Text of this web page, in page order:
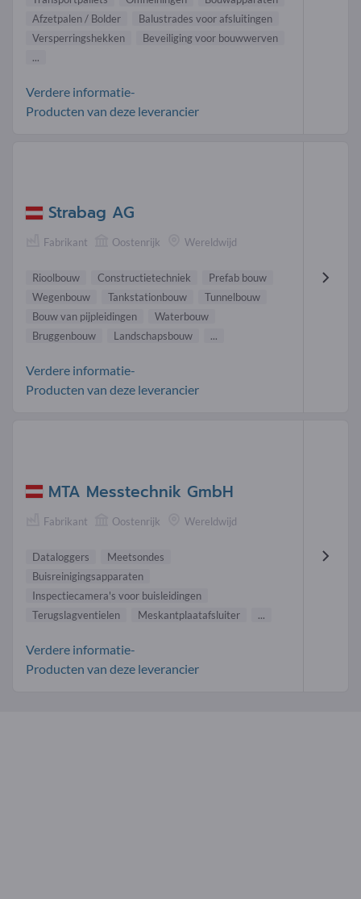
Afzetpalen / Bolder
Balustrades voor afsluitingen
Versperringshekken
Beveiliging voor bouwwerven
...
Verdere informatie-
Producten van deze leverancier
Strabag AG
Fabrikant Oostenrijk Wereldwijd
Rioolbouw Constructietechniek
Prefab bouw
Wegenbouw
Tankstationbouw
Tunnelbouw
Bouw van pijpleidingen
Waterbouw
Bruggenbouw
Landschapsbouw ...
Verdere informatie-
Producten van deze leverancier
MTA Messtechnik GmbH
Fabrikant Oostenrijk Wereldwijd
Dataloggers
Meetsondes
Buisreinigingsapparaten
Inspectiecamera's voor buisleidingen
Terugslagventielen
Meskantplaatafsluiter ...
Verdere informatie-
Producten van deze leverancier